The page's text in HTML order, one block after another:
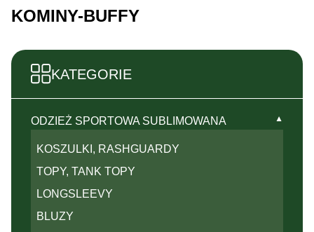
KOMINY-BUFFY
KATEGORIE
ODZIEŻ SPORTOWA SUBLIMOWANA
KOSZULKI, RASHGUARDY
TOPY, TANK TOPY
LONGSLEEVY
BLUZY
▼